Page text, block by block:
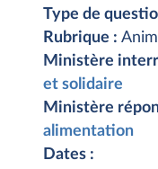
Type de
Rubrique :
Ministère
et solidaire
Ministère
alimentation
Dates :